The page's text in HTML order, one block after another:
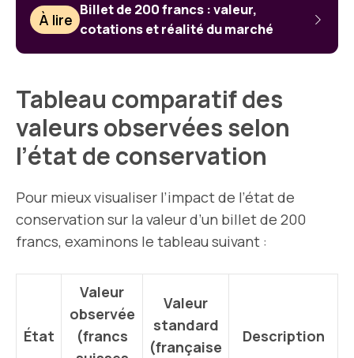
À lire
Billet de 200 francs : valeur,
cotations et réalité du marché
Tableau comparatif des
valeurs observées selon
l’état de conservation
Pour mieux visualiser l’impact de l’état de
conservation sur la valeur d’un billet de 200
francs, examinons le tableau suivant :
État
Valeur
observée
(francs
Valeur
standard
(française
Description